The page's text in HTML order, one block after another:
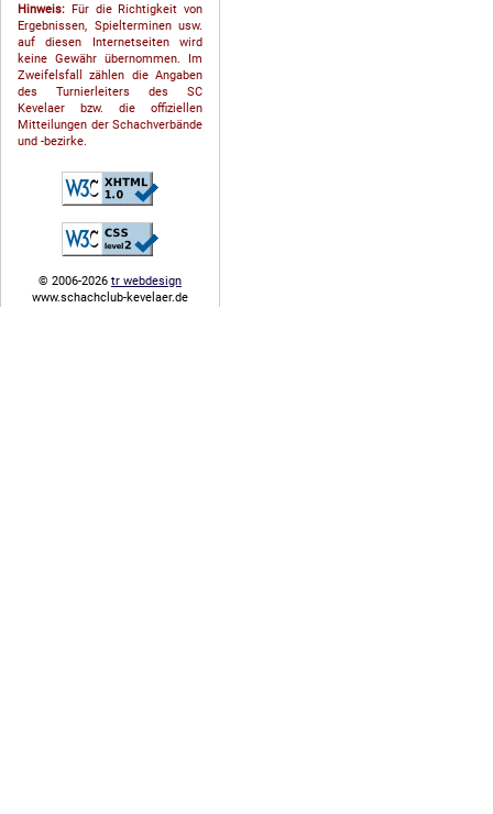
Hinweis: Für die Richtigkeit von
Ergebnissen, Spielterminen usw.
auf diesen Internetseiten wird
keine Gewähr übernommen. Im
Zweifelsfall zählen die Angaben
des Turnierleiters des SC
Kevelaer bzw. die offiziellen
Mitteilungen der Schach­ver­bände
und -bezirke.
© 2006-2026 tr webdesign
www.schachclub-kevelaer.de